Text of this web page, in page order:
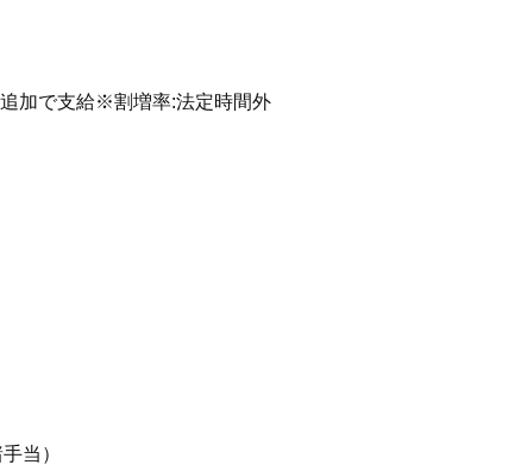
加で支給※割増率:法定時間外
当）